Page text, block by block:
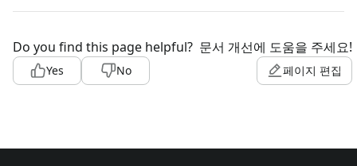
Do you find this page helpful?
Yes No
문서 개선에 도움을 주세요!
페이지 편집